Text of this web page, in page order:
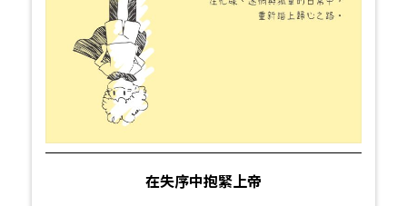
在失序中抱緊上帝